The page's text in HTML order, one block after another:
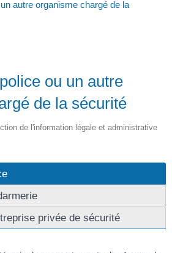
autre organisme chargé de la
ou un autre
de la sécurité
de l'information légale et administrative
privée de sécurité